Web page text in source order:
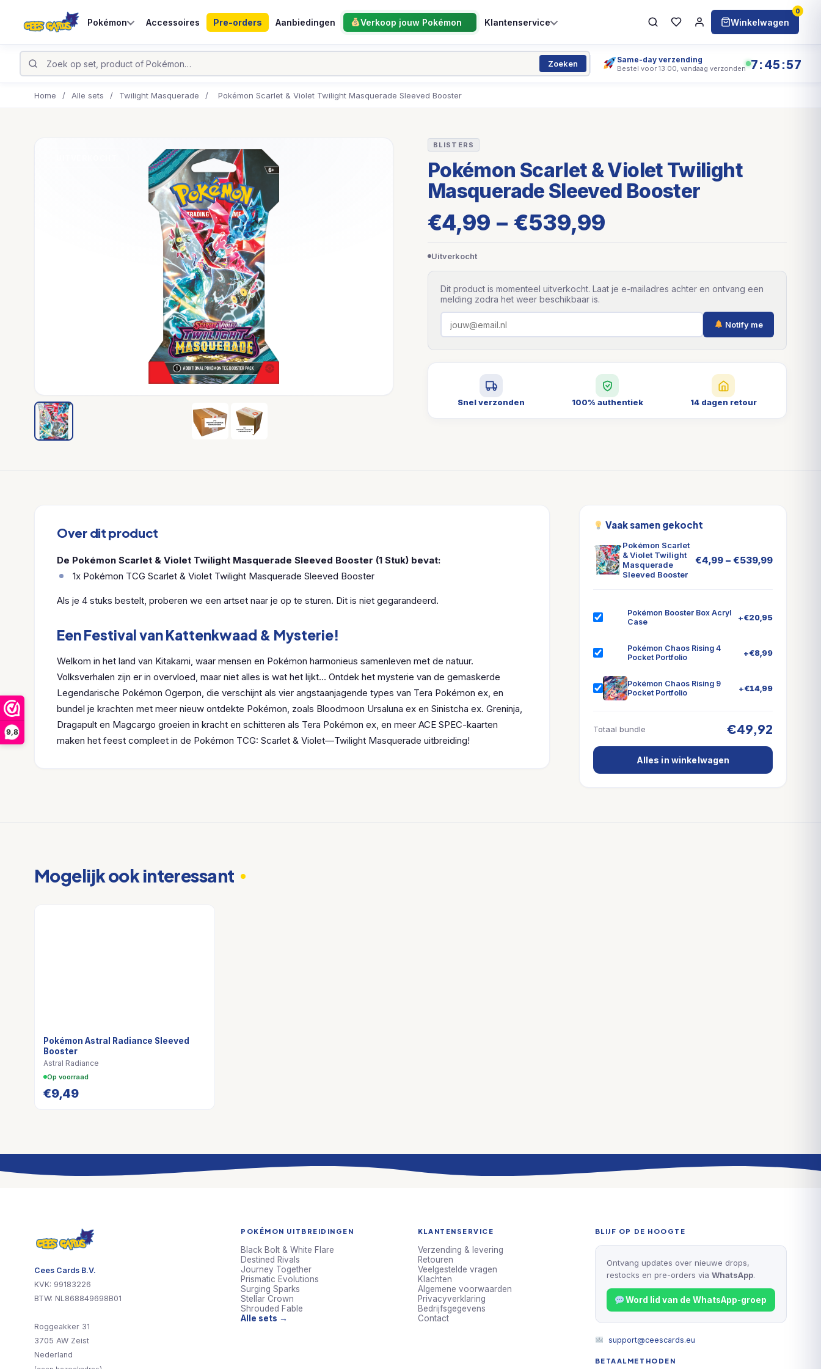
9,8
Pokémon Accessoires Pre-orders Aanbiedingen Verkoop jouw Pokémon Klantenservice Winkelwagen
0
Zoeken Same-day verzending
Bestel voor 13:00, vandaag verzonden 7:45:57
Home / Alle sets / Twilight Masquerade / Pokémon Scarlet & Violet Twilight Masquerade Sleeved Booster
BLISTERS
Pokémon Scarlet & Violet Twilight
Masquerade Sleeved Booster
€4,99 – €539,99
Uitverkocht
Dit product is momenteel uitverkocht. Laat je e-mailadres achter en ontvang een
melding zodra het weer beschikbaar is.
Notify me
Snel verzonden 100% authentiek 14 dagen retour
Over dit product
De Pokémon Scarlet & Violet Twilight Masquerade Sleeved Booster (1 Stuk) bevat:
1x Pokémon TCG Scarlet & Violet Twilight Masquerade Sleeved Booster
Als je 4 stuks bestelt, proberen we een artset naar je op te sturen. Dit is niet gegarandeerd.
Een Festival van Kattenkwaad & Mysterie!
Welkom in het land van Kitakami, waar mensen en Pokémon harmonieus samenleven met de natuur.
Volksverhalen zijn er in overvloed, maar niet alles is wat het lijkt… Ontdek het mysterie van de gemaskerde
Legendarische Pokémon Ogerpon, die verschijnt als vier angstaanjagende types van Tera Pokémon ex, en
bundel je krachten met meer nieuw ontdekte Pokémon, zoals Bloodmoon Ursaluna ex en Sinistcha ex. Greninja,
Dragapult en Magcargo groeien in kracht en schitteren als Tera Pokémon ex, en meer ACE SPEC-kaarten
maken het feest compleet in de Pokémon TCG: Scarlet & Violet—Twilight Masquerade uitbreiding!
Vaak samen gekocht
Pokémon Scarlet
& Violet Twilight
Masquerade
Sleeved Booster
€4,99 – €539,99
Pokémon Booster Box Acryl
Case
+€20,95
Pokémon Chaos Rising 4
Pocket Portfolio
+€8,99
Pokémon Chaos Rising 9
Pocket Portfolio
+€14,99
Totaal bundle €49,92
Alles in winkelwagen
Mogelijk ook interessant
Pokémon Astral Radiance Sleeved
Booster
Astral Radiance
Op voorraad
€9,49
Cees Cards B.V.
KVK: 99183226
BTW: NL868849698B01
Roggeakker 31
3705 AW Zeist
Nederland
POKÉMON UITBREIDINGEN
Black Bolt & White Flare
Destined Rivals
Journey Together
Prismatic Evolutions
Surging Sparks
Stellar Crown
Shrouded Fable
Alle sets →
KLANTENSERVICE
Verzending & levering
Retouren
Veelgestelde vragen
Klachten
Algemene voorwaarden
Privacyverklaring
Bedrijfsgegevens
Contact
BLIJF OP DE HOOGTE
Ontvang updates over nieuwe drops,
restocks en pre-orders via WhatsApp.
Word lid van de WhatsApp-groep
support@ceescards.eu
BETAALMETHODEN